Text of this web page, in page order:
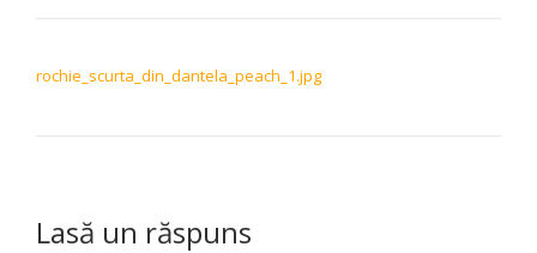
rochie_scurta_din_dantela_peach_1.jpg
Lasă un răspuns